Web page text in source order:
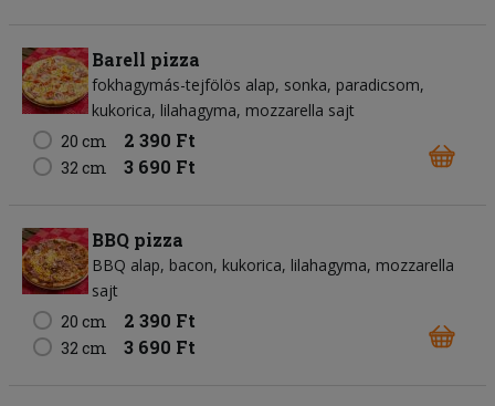
Barell pizza
fokhagymás-tejfölös alap sonka paradicsom
kukorica lilahagyma mozzarella sajt
20 cm
2 390 Ft
32 cm 3 690 Ft
BBQ pizza
BBQ alap bacon kukorica lilahagyma mozzarella
sajt
20 cm
2 390 Ft
32 cm 3 690 Ft